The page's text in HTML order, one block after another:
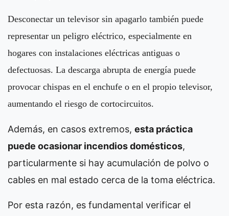
Desconectar un televisor sin apagarlo también puede
representar un peligro eléctrico, especialmente en
hogares con instalaciones eléctricas antiguas o
defectuosas. La descarga abrupta de energía puede
provocar chispas en el enchufe o en el propio televisor,
aumentando el riesgo de cortocircuitos.
Además, en casos extremos, esta práctica
puede ocasionar incendios domésticos,
particularmente si hay acumulación de polvo o
cables en mal estado cerca de la toma eléctrica.
Por esta razón, es fundamental verificar el